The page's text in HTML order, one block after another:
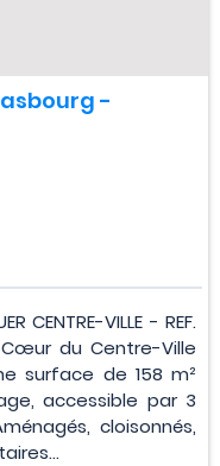
-
CENTRE-VILLE - REF.
Cœur du Centre-Ville
surface de 158 m²
accessible par 3
cloisonnés,